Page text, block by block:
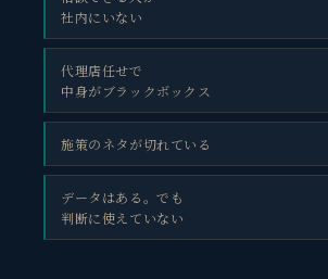
社内にいない
代理店任せで
中身がブラックボックス
施策のネタが切れている
データはある。でも
判断に使えていない